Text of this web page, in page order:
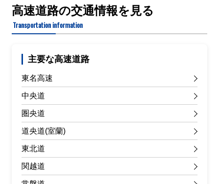
高速道路の交通情報を見る
Transportation information
主要な高速道路
東名高速
中央道
圏央道
道央道(室蘭)
東北道
関越道